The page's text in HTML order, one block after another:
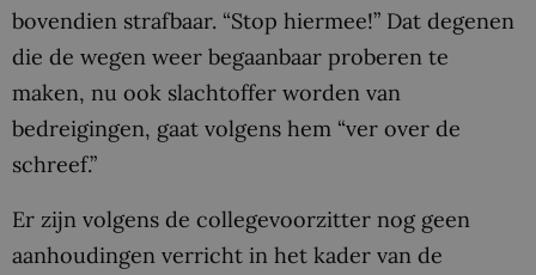
bovendien strafbaar. “Stop hiermee!” Dat degenen
die de wegen weer begaanbaar proberen te
maken, nu ook slachtoffer worden van
bedreigingen, gaat volgens hem “ver over de
schreef.”
Er zijn volgens de collegevoorzitter nog geen
aanhoudingen verricht in het kader van de